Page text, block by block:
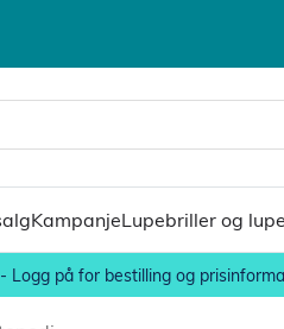
KampanjeLupebriller og
Logg på for bestilling og